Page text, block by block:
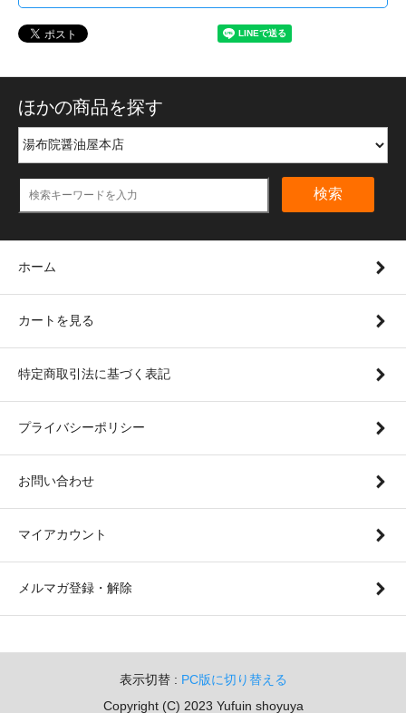
ほかの商品を探す
検索
ホーム
カートを見る
特定商取引法に基づく表記
プライバシーポリシー
お問い合わせ
マイアカウント
メルマガ登録・解除
表示切替 : PC版に切り替える
Copyright (C) 2023 Yufuin shoyuya